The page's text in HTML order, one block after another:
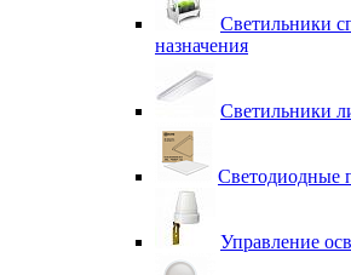
Светильники
назначения
Светильники
Светодиодные
Управление